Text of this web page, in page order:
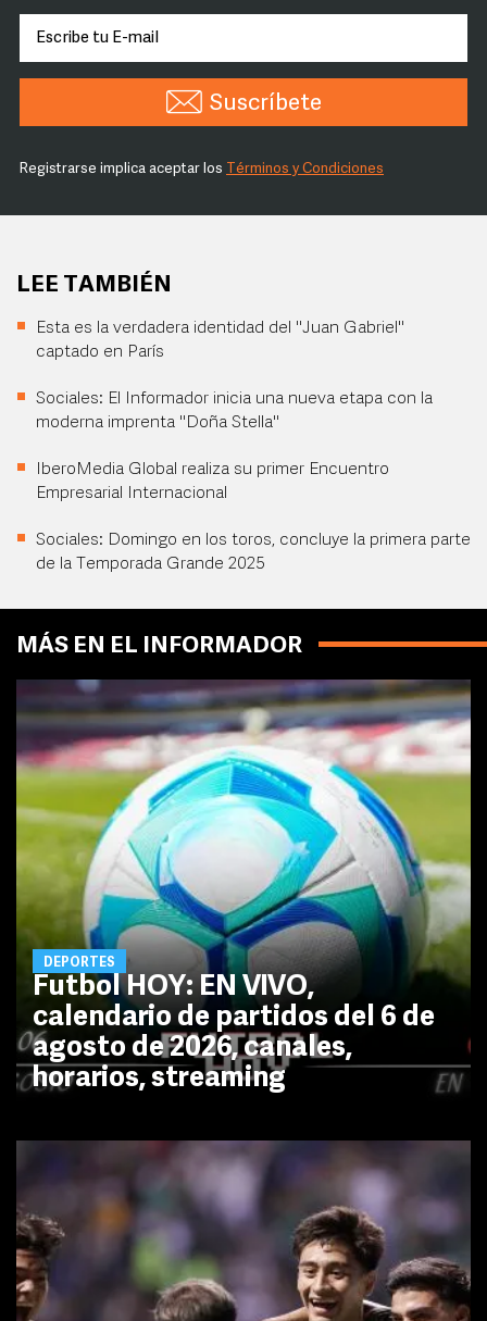
Suscríbete
Registrarse implica aceptar los Términos y Condiciones
LEE TAMBIÉN
Esta es la verdadera identidad del "Juan Gabriel"
captado en París
Sociales: El Informador inicia una nueva etapa con la
moderna imprenta "Doña Stella"
IberoMedia Global realiza su primer Encuentro
Empresarial Internacional
Sociales: Domingo en los toros, concluye la primera parte
de la Temporada Grande 2025
MÁS EN EL INFORMADOR
DEPORTES
Futbol HOY: EN VIVO,
calendario de partidos del 6 de
agosto de 2026, canales,
horarios, streaming